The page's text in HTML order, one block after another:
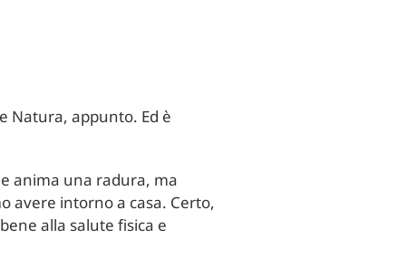
Natura, appunto. Ed è
anima una radura, ma
avere intorno a casa. Certo,
alla salute fisica e